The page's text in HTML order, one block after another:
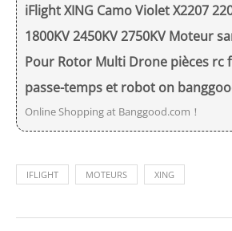
iFlight XING Camo Violet X2207
1800KV 2450KV 2750KV Moteur
Pour Rotor Multi Drone pièces rc
passe-temps et robot on
Online Shopping at Banggood.com！
IFLIGHT MOTEURS XING